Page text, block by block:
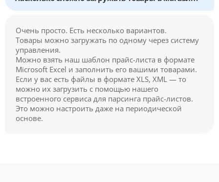
Очень просто. Есть несколько вариантов.
Товары можно загружать по одному через систему
управления.
Можно взять наш шаблон прайс-листа в формате
Microsoft Excel и заполнить его вашими товарами.
Если у вас есть файлы в формате XLS, XML — то
можно их загрузить с помощью нашего
встроенного сервиса для парсинга прайс-листов.
Это можно настроить даже на периодической
основе.